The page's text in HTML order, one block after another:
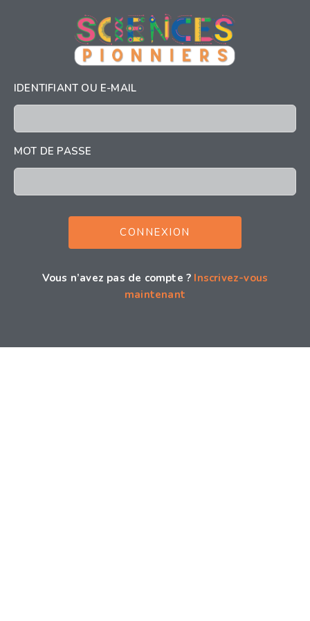
IDENTIFIANT OU E-MAIL
MOT DE PASSE
Vous n’avez pas de compte ? Inscrivez-vous
maintenant